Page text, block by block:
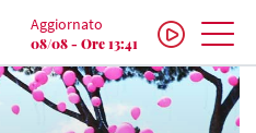
Aggiornato
08/08 - Ore 13:41